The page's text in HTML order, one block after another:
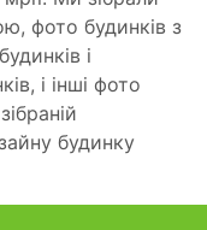
фото будинків з
і
і інші фото
будинку